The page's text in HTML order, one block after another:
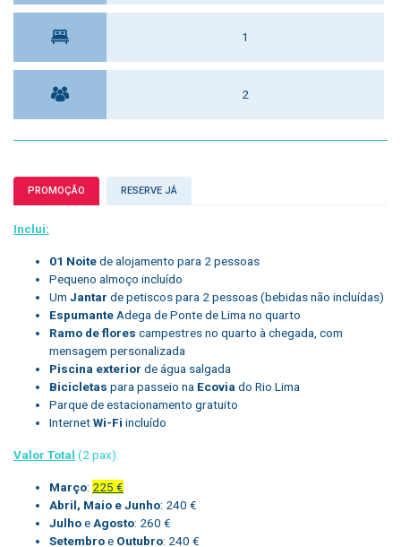
1
2
PROMOÇÃO RESERVE JÁ
Inclui:
01 Noitede alojamento para 2 pessoas
Pequeno almoço incluído
Um Jantar de petiscos para 2 pessoas (bebidas não incluídas)
Espumante Adega de Ponte de Lima no quarto
Ramo de flores campestres no quarto à chegada, com
mensagem personalizada
Piscina exterior de água salgada
Bicicletas para passeio na Ecovia do Rio Lima
Parque de estacionamento gratuito
InternetWi-Fi incluído
Valor Total (2 pax):
Março: 225 €
Abril, Maio e Junho: 240 €
JulhoeAgosto: 260 €
Setembroe Outubro: 240 €